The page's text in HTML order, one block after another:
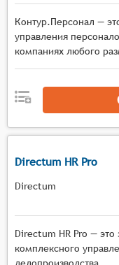
Контур.Персонал —
управления
компаниях любого
Directum HR Pro
Directum
Directum HR Pro —
комплексного